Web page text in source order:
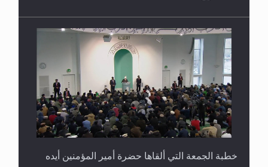
خطبة الجمعة التي ألقاها حضرة أمير المؤمنين أيده